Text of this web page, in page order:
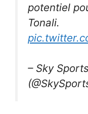
potentiel
Tonali.
– Sky